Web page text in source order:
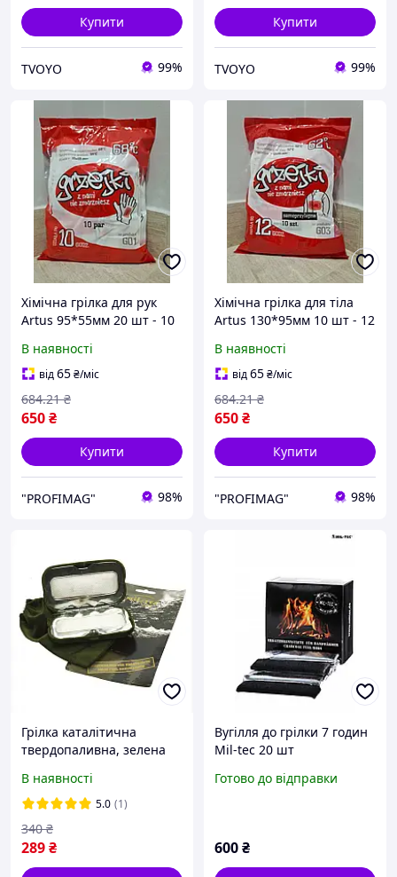
Купити
TVOYO 99%
Купити
TVOYO 99%
Хімічна грілка для рук
Artus 95*55мм 20 шт - 10
В наявності
від65₴/міс
650₴
684.21 ₴
Купити
"PROFIMAG" 98%
Хімічна грілка для тіла
Artus 130*95мм 10 шт - 12
В наявності
від65₴/міс
650₴
684.21 ₴
Купити
"PROFIMAG" 98%
Грілка каталітична
твердопаливна, зелена
(Німеччина)
В наявності
5.0 (1)
289₴
340 ₴
Вугілля до грілки 7 годин
Mil-tec 20 шт
Готово до відправки
600₴